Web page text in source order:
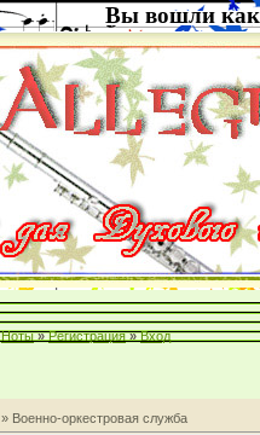
Вы вошли как
Ноты » Регистрация » Вход
» Военно-оркестровая служба